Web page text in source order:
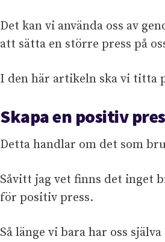
Det kan vi använda oss av
att sätta en större press på
I den här artikeln ska vi titta
Skapa en positiv
Detta handlar om det som
Såvitt jag vet finns det inget
för positiv press.
Så länge vi bara har oss